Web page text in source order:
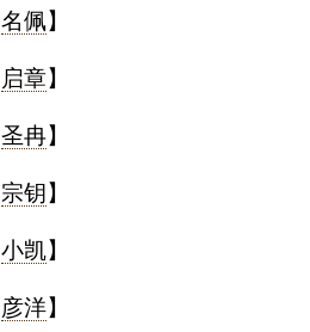
名佩】
启章】
圣冉】
宗钥 】
小凯】
彦洋】